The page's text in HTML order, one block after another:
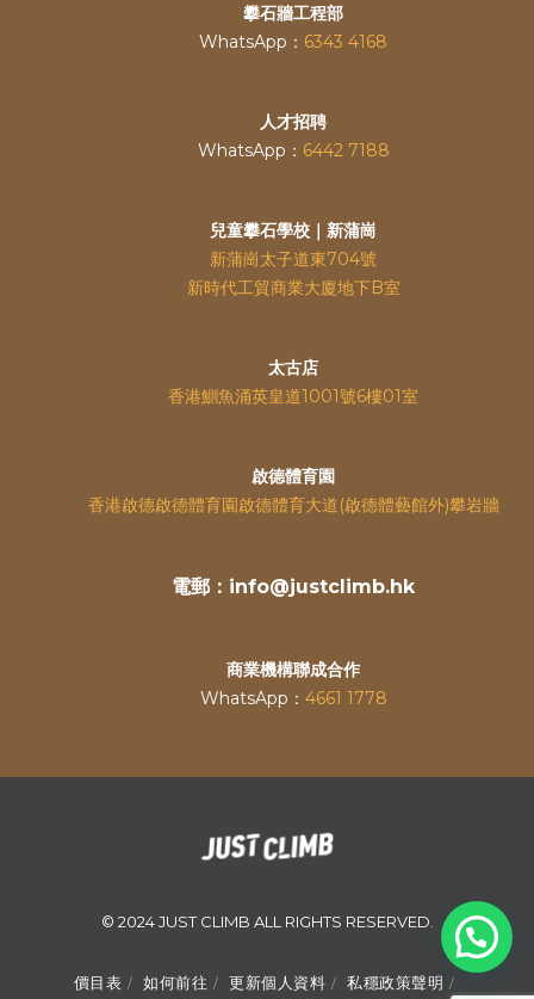
攀石牆工程部
WhatsApp： 6343 4168
人才招聘
WhatsApp： 6442 7188
兒童攀石學校｜新蒲崗
新蒲崗太子道東704號
新時代工貿商業大廈地下B室
太古店
香港鰂魚涌英皇道1001號6樓01室
啟德體育園
香港啟德啟德體育園啟德體育大道(啟德體藝館外)攀岩牆
電郵：info@justclimb.hk
商業機構聯成合作
WhatsApp： 4661 1778
© 2024 JUST CLIMB ALL RIGHTS RESERVED.
價目表 如何前往 更新個人資料 私穩政策聲明